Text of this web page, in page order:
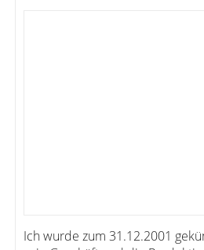
Ich wurde zum 31.12.2001